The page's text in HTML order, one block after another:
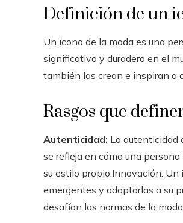
Definición de un
Un icono de la moda es una
significativo y duradero en el
también las crean e inspiran a
Rasgos que
Autenticidad: La autenticidad
se refleja en cómo una
su estilo propio.Innovación: Un
emergentes y adaptarlas a su
desafían las normas de la